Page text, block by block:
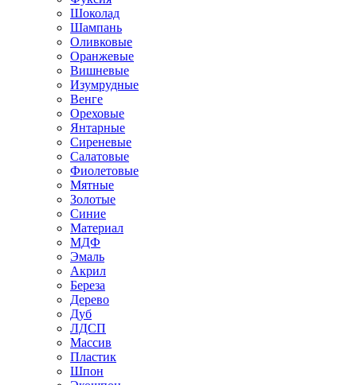
Шоколад
Шампань
Оливковые
Оранжевые
Вишневые
Изумрудные
Венге
Ореховые
Янтарные
Сиреневые
Салатовые
Фиолетовые
Мятные
Золотые
Синие
Материал
МДФ
Эмаль
Акрил
Береза
Дерево
Дуб
ЛДСП
Массив
Пластик
Шпон